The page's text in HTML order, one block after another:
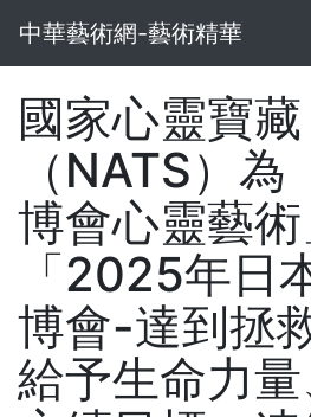
中華藝術網-藝術精華
國家心靈寶藏
（NATS）
博會心靈藝
「2025年日
博會-達到拯
給予生命力